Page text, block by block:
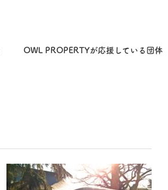
OWL PROPERTYが応援している団体